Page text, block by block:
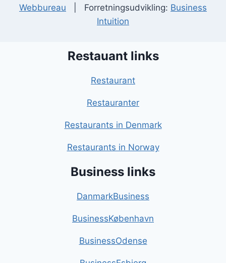
Webbureau | Forretningsudvikling: Business
Intuition
Restauant links
Restaurant
Restauranter
Restaurants in Denmark
Restaurants in Norway
Business links
DanmarkBusiness
BusinessKøbenhavn
BusinessOdense